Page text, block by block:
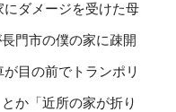
ダメージを受けた母
門市の僕の家に疎開
目の前でトランポリ
か「近所の家が折り